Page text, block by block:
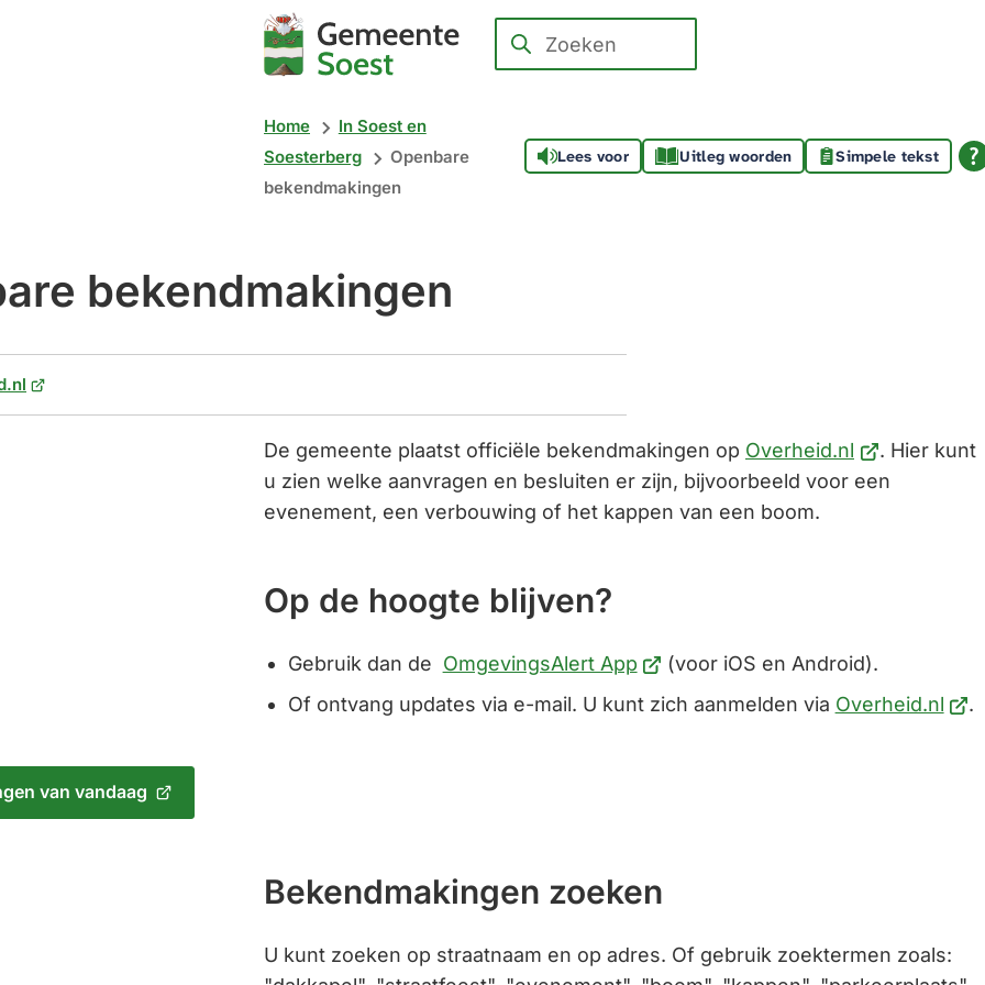
Mijn
Zoeken
Wanneer
zijn
kun
te
gebruiken.
Gebruik
toets
een
waarde
Home
In Soest en
Soesterberg
Openbare
bekendmakingen
Lees voor Uitleg woorden Simpele tekst
bekendmakingen
(Verwijst
naar
De gemeente plaatst officiële bekendmakingen op Overheid.nl (Verwijst
naar
. Hier kunt
u zien welke aanvragen en besluiten er zijn, bijvoorbeeld voor een
evenement, een verbouwing of het kappen van een boom.
Op de hoogte blijven?
Gebruik dan de OmgevingsAlert App(Verwijst
naar
(voor iOS en Android).
Of ontvang updates via e-mail. U kunt zich aanmelden via Overheid.nl .
van vandaag
Bekendmakingen zoeken
U kunt zoeken op straatnaam en op adres. Of gebruik zoektermen zoals: